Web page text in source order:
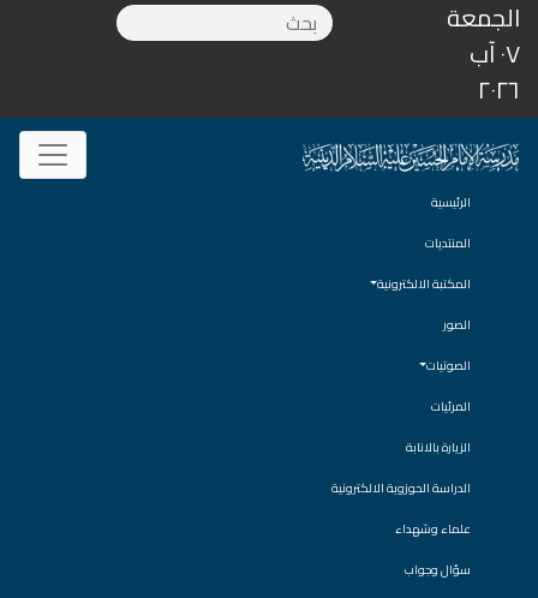
الجمعة
٠٧ آب
٢٠٢٦
الرئيسية
المنتديات
المكتبة الالكترونية
الصور
الصوتيات
المرئيات
الزيارة بالانابة
الدراسة الحوزوية الالكترونية
علماء وشهداء
سؤال وجواب